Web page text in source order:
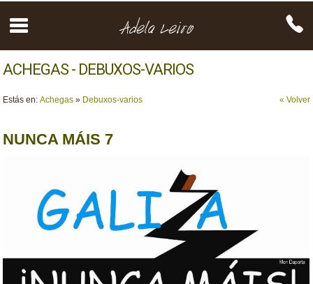
ACHEGAS - DEBUXOS-VARIOS
« Volver
Estás en:Achegas » Debuxos-varios
NUNCA MÁIS 7